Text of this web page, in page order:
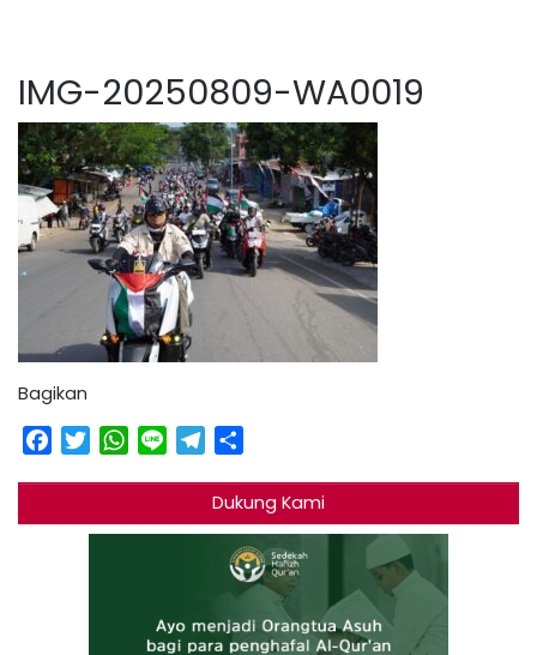
IMG-20250809-WA0019
Bagikan
Facebook
TwitterWhatsApp
Line Telegram
Dukung Kami